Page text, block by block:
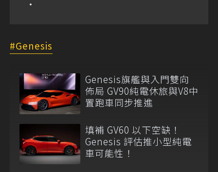
Genesis
Genesis旗艦與入門雙向
佈局 GV90純電休旅與V8中
置跑車同步推進
填補 GV60 以下空缺！
Genesis 評估推小型純電
車可能性！